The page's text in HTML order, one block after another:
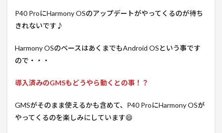
P40 ProにHarmony OSのアップデートがやってくるのが待ち
きれないです♪
Harmony OSのベースはあくまでもAndroid OSという事です
ので・・・
導入済みのGMSもどうやら動くとの事！？
GMSがそのまま使えるかも含めて、P40 ProにHarmony OSが
やってくるのを楽しみにしています😄